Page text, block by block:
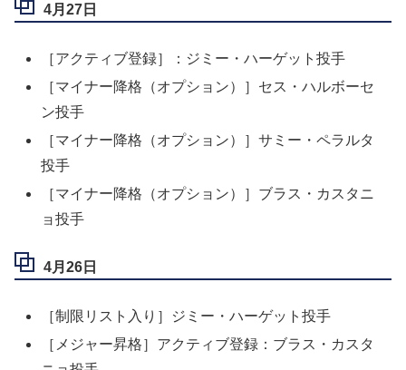
4月27日
［アクティブ登録］：ジミー・ハーゲット投手
［マイナー降格（オプション）］セス・ハルボーセ
ン投手
［マイナー降格（オプション）］サミー・ペラルタ
投手
［マイナー降格（オプション）］ブラス・カスタニ
ョ投手
4月26日
［制限リスト入り］ジミー・ハーゲット投手
［メジャー昇格］アクティブ登録：ブラス・カスタ